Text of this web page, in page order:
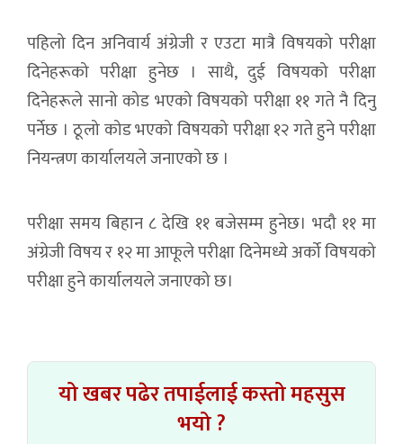
पहिलो दिन अनिवार्य अंग्रेजी र एउटा मात्रै विषयको परीक्षा
दिनेहरूको परीक्षा हुनेछ । साथै, दुई विषयको परीक्षा
दिनेहरूले सानो कोड भएको विषयको परीक्षा ११ गते नै दिनु
पर्नेछ । ठूलो कोड भएको विषयको परीक्षा १२ गते हुने परीक्षा
नियन्त्रण कार्यालयले जनाएको छ ।
परीक्षा समय बिहान ८ देखि ११ बजेसम्म हुनेछ। भदौ ११ मा
अंग्रेजी विषय र १२ मा आफूले परीक्षा दिनेमध्ये अर्को विषयको
परीक्षा हुने कार्यालयले जनाएको छ।
यो खबर पढेर तपाईलाई कस्तो महसुस
भयो ?